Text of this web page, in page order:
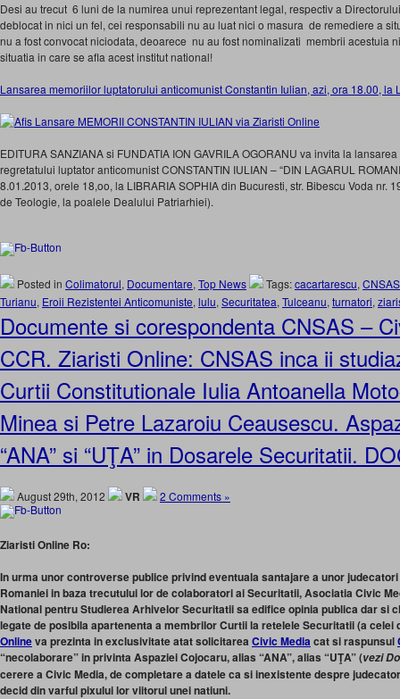
Desi au trecut 6 luni de la numirea unui reprezentant legal, respectiv a
deblocat in nici un fel, cei responsabili nu au luat nici o masura de remediere a
nu a fost convocat niciodata, deoarece nu au fost nominalizati membrii acestuia
situatia in care se afla acest institut national!
Lansarea memoriilor luptatorului anticomunist Constantin Iulian, azi, ora 18.00, la
EDITURA SANZIANA si FUNDATIA ION GAVRILA OGORANU va invita la
regretatului luptator anticomunist CONSTANTIN IULIAN – “DIN LAGARUL
8.01.2013, orele 18,oo, la LIBRARIA SOPHIA din Bucuresti, str. Bibescu Voda nr.
de Teologie, la poalele Dealului Patriarhiei).
Posted in Colimatorul, Documentare, Top News Tags:cacartarescu, CNSAS
Turianu, Eroii Rezistentei Anticomuniste, lulu, Securitatea, Tulceanu, turnatori,
Documente si corespondenta CNSAS –
CCR. Ziaristi Online: CNSAS inca ii
Curtii Constitutionale Iulia Antoanella
Minea si Petre Lazaroiu Ceausescu.
“ANA” si “UŢA” in Dosarele Securitatii.
August 29th, 2012 VR 2 Comments »
Ziaristi Online Ro:
In urma unor controverse publice privind eventuala santajare a unor
Romaniei in baza trecutului lor de colaboratori ai Securitatii, Asociatia Civic
National pentru Studierea Arhivelor Securitatii sa edifice opinia publica dar si
legate de posibila apartenenta a membrilor Curtii la retelele Securitatii (a
Onlineva prezinta in exclusivitate atat solicitarea Civic Mediacat si raspunsul
“necolaborare” in privinta Aspaziei Cojocaru, alias “ANA”, alias “UŢA” (vezi
cerere a Civic Media, de completare a datele ca si inexistente despre
decid din varful pixului lor viitorul unei natiuni.